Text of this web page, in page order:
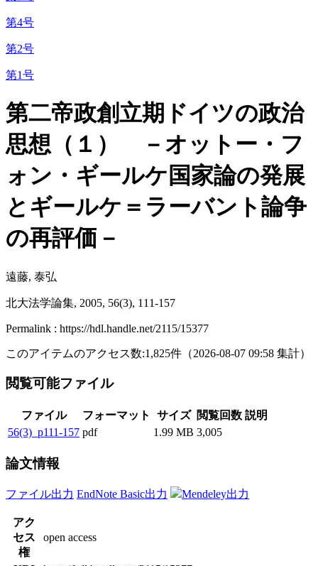
第4号
第2号
第1号
第二帝政創立期ドイツの政治
思想（１） －オットー・フ
ォン・ギールケ国家論の発展
とギールケ＝ラーバント論争
の再評価－
遠藤, 泰弘
北大法学論集, 2005, 56(3), 111-157
Permalink : https://hdl.handle.net/2115/15377
このアイテムのアクセス数:1,825件 （2026-08-07 09:58 集計）
閲覧可能ファイル
ファイル フォーマット サイズ 閲覧回数 説明
56(3)_p111-157 pdf 1.99 MB 3,005
論文情報
ファイル出力 EndNote Basic出力 Mendeley出力
アク
セス
権
open access